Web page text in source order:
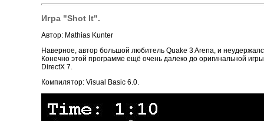
Игра "Shot It".
Автор: Mathias Kunter
Наверное, автор большой любитель Quake 3 Arena, и
Конечно этой программе ещё очень далеко до оригинальной
DirectX 7.
Компилятор: Visual Basic 6.0.